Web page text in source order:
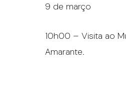
9 de março
10h00 – Visita ao
Amarante.